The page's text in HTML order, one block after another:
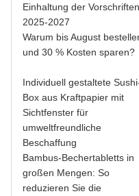
Einhaltung der Vorschriften
2025-2027
Warum bis August
und 30 % Kosten sparen?
Individuell gestaltete
Box aus Kraftpapier mit
Sichtfenster für
umweltfreundliche
Beschaffung
Bambus-Bechertabletts in
großen Mengen: So
reduzieren Sie die